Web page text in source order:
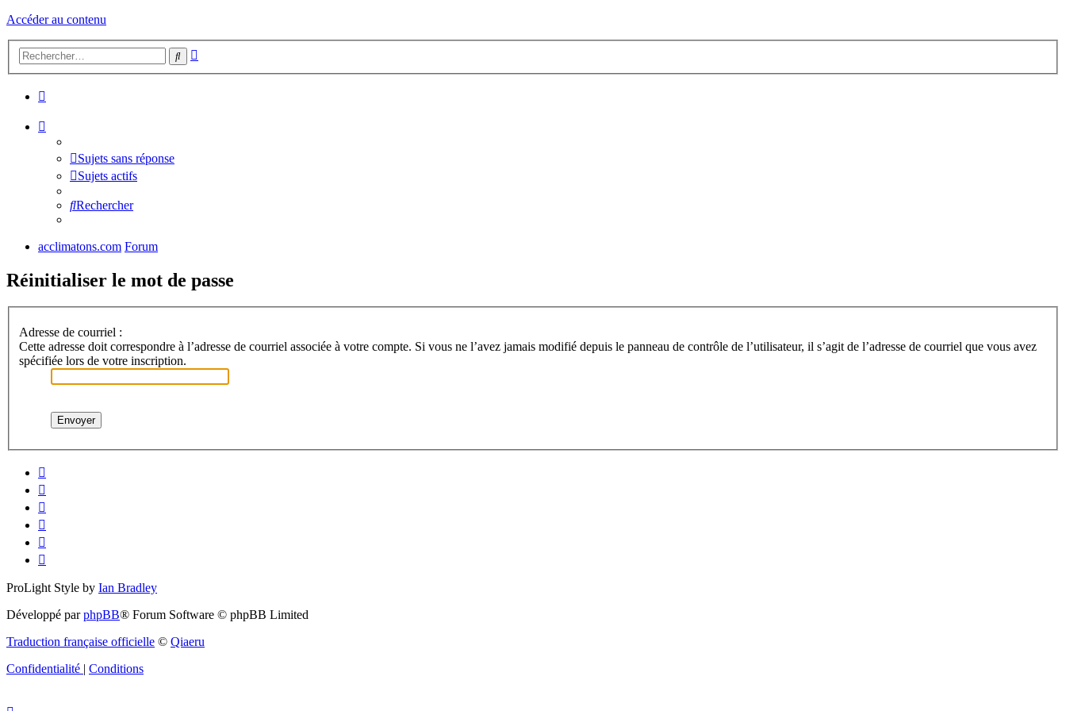
Accéder au contenu
Rechercher
Sujets sans réponse
Sujets actifs
Rechercher
acclimatons.com Forum
Réinitialiser le mot de passe
Adresse de courriel :
Cette adresse doit correspondre à l’adresse de courriel associée à votre compte. Si vous ne l’avez jamais modifié depuis le panneau de contrôle de l’utilisateur, il s’agit de l’adresse de courriel que vous avez
spécifiée lors de votre inscription.
ProLight Style by Ian Bradley
Développé parphpBB® Forum Software © phpBB Limited
Traduction française officielle © Qiaeru
Confidentialité | Conditions